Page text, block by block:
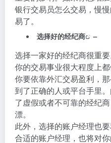
银行交易员怎么交易，慢
易了。
选择好的经纪商 –
选择一家好的经纪商很重
你的交易事业很大程度上
你要依靠外汇交易盈利，
到了正确的人或平台手里
了虚假或者不可靠的经纪
漂。
此外，选择的账户经理也
合适的账户经理，也将对你